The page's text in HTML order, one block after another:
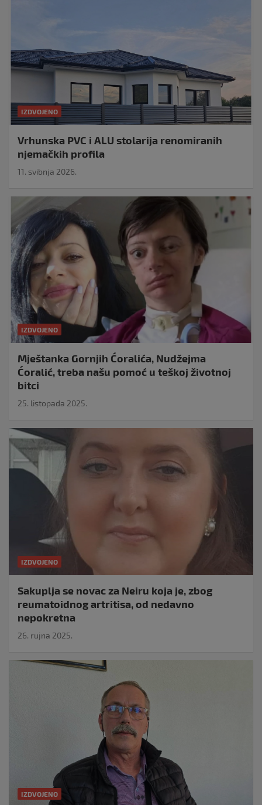
IZDVOJENO
Vrhunska PVC i ALU stolarija renomiranih
njemačkih profila
11. svibnja 2026.
IZDVOJENO
Mještanka Gornjih Ćoralića, Nudžejma
Ćoralić, treba našu pomoć u teškoj životnoj
bitci
25. listopada 2025.
IZDVOJENO
Sakuplja se novac za Neiru koja je, zbog
reumatoidnog artritisa, od nedavno
nepokretna
26. rujna 2025.
IZDVOJENO